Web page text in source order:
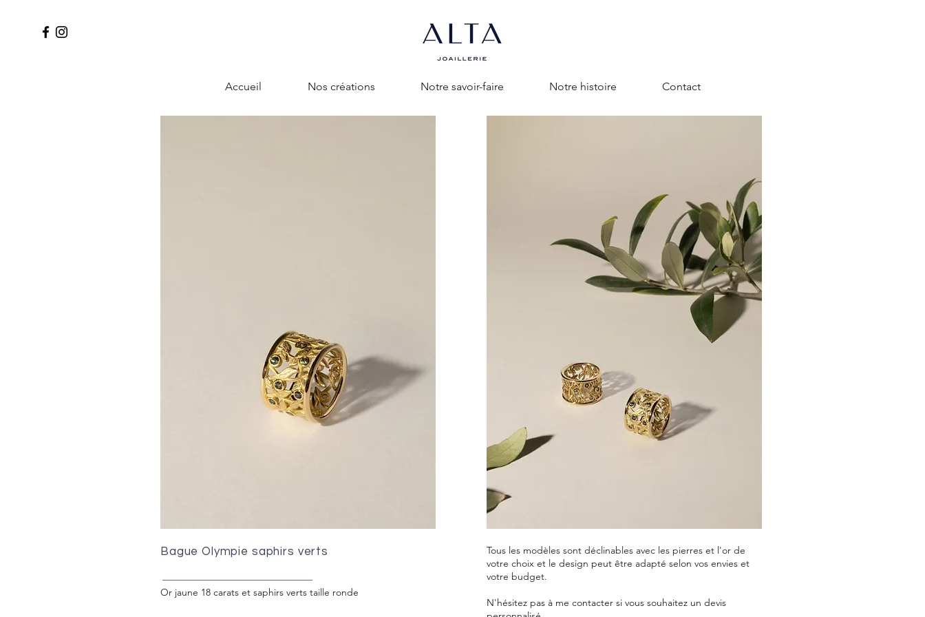
Accueil Nos créations Notre savoir-faire Notre histoire Contact
Bague Olympie saphirs verts
Or jaune 18 carats et saphirs verts taille ronde
Tous les modèles sont déclinables avec les pierres et l'or de
votre choix et le design peut être adapté selon vos envies et
votre budget.
N'hésitez pas à me contacter si vous souhaitez un devis